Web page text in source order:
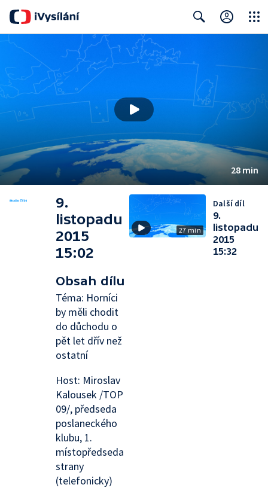
28 min
9.
listopadu
2015
15:02
Obsah dílu
Téma: Horníci
by měli chodit
do důchodu o
pět let dřív než
ostatní
Host: Miroslav
Kalousek /TOP
09/, předseda
poslaneckého
klubu, 1.
místopředseda
strany
(telefonicky)
27 min
Další díl
9.
listopadu
2015
15:32